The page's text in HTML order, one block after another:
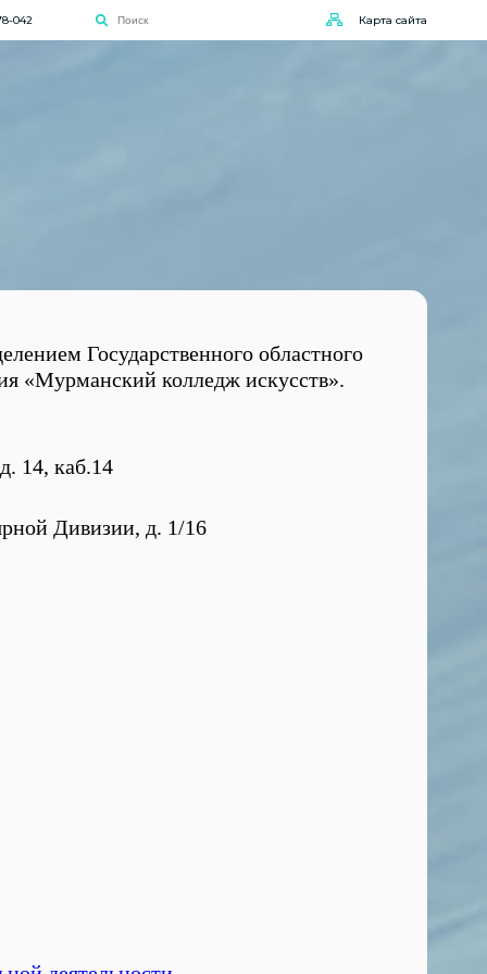
042 Карта сайта
Государственного областного
«Мурманский колледж искусств».
14, каб.14
Дивизии, д. 1/16